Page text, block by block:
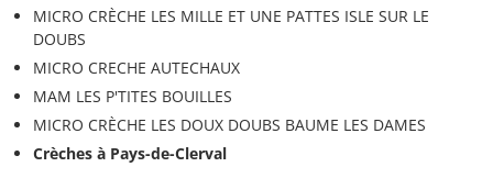
MICRO CRÈCHE LES MILLE ET UNE PATTES ISLE SUR LE
DOUBS
MICRO CRECHE AUTECHAUX
MAM LES P'TITES BOUILLES
MICRO CRÈCHE LES DOUX DOUBS BAUME LES DAMES
Crèches à Pays-de-Clerval